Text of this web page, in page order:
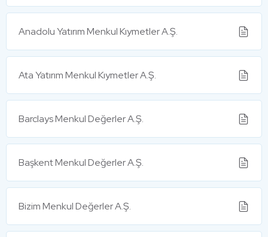
Anadolu Yatırım Menkul Kıymetler A.Ş.
Ata Yatırım Menkul Kıymetler A.Ş.
Barclays Menkul Değerler A.Ş.
Başkent Menkul Değerler A.Ş.
Bizim Menkul Değerler A.Ş.